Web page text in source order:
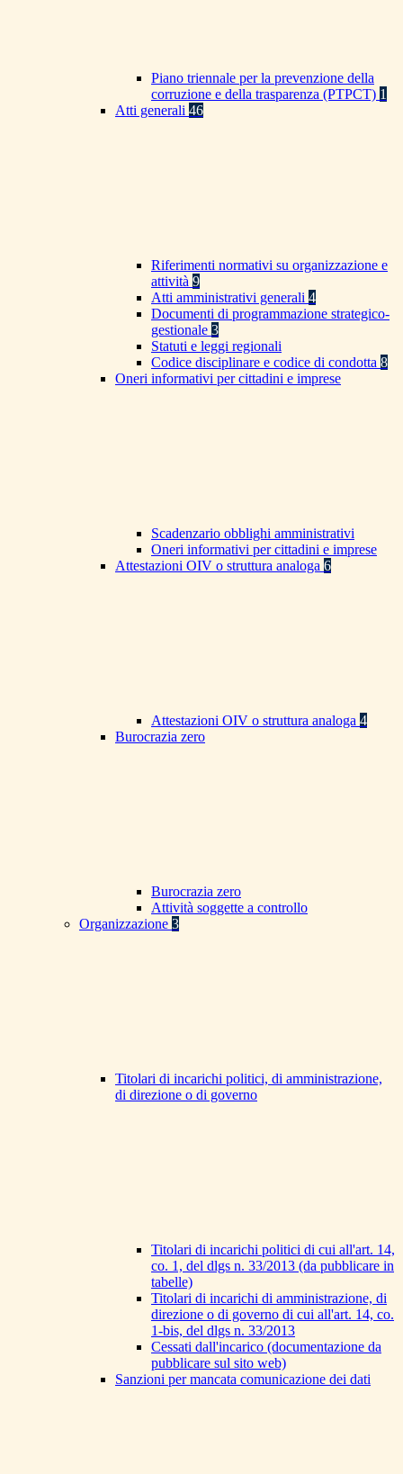
Piano triennale per la prevenzione della
corruzione e della trasparenza (PTPCT) 1
Atti generali 46
Riferimenti normativi su organizzazione e
attività 9
Atti amministrativi generali 4
Documenti di programmazione strategico-
gestionale 3
Statuti e leggi regionali
Codice disciplinare e codice di condotta 8
Oneri informativi per cittadini e imprese
Scadenzario obblighi amministrativi
Oneri informativi per cittadini e imprese
Attestazioni OIV o struttura analoga 6
Attestazioni OIV o struttura analoga 4
Burocrazia zero
Burocrazia zero
Attività soggette a controllo
Organizzazione 3
Titolari di incarichi politici, di amministrazione,
di direzione o di governo
Titolari di incarichi politici di cui all'art. 14,
co. 1, del dlgs n. 33/2013 (da pubblicare in
tabelle)
Titolari di incarichi di amministrazione, di
direzione o di governo di cui all'art. 14, co.
1-bis, del dlgs n. 33/2013
Cessati dall'incarico (documentazione da
pubblicare sul sito web)
Sanzioni per mancata comunicazione dei dati